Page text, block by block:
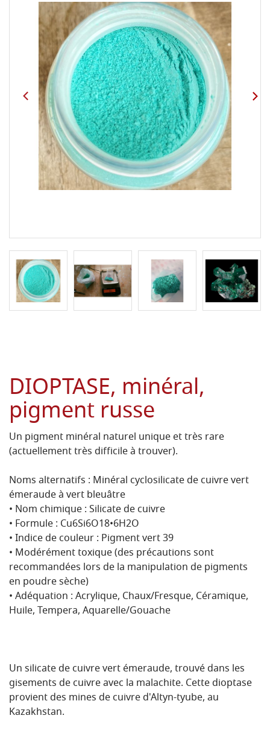
DIOPTASE, minéral,
pigment russe
Un pigment minéral naturel unique et très rare
(actuellement très difficile à trouver).
Noms alternatifs : Minéral cyclosilicate de cuivre vert
émeraude à vert bleuâtre
• Nom chimique : Silicate de cuivre
• Formule : Cu6Si6O18•6H2O
• Indice de couleur : Pigment vert 39
• Modérément toxique (des précautions sont
recommandées lors de la manipulation de pigments
en poudre sèche)
• Adéquation : Acrylique, Chaux/Fresque, Céramique,
Huile, Tempera, Aquarelle/Gouache
Un silicate de cuivre vert émeraude, trouvé dans les
gisements de cuivre avec la malachite. Cette dioptase
provient des mines de cuivre d'Altyn-tyube, au
Kazakhstan.